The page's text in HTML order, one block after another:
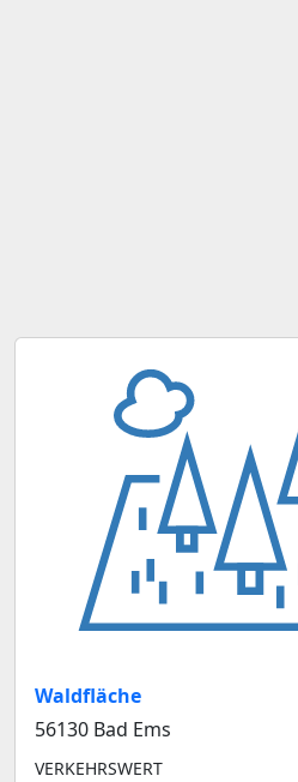
Waldfläche
56130 Bad Ems
VERKEHRSWERT